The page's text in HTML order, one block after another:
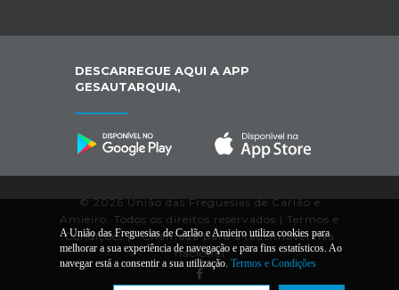
DESCARREGUE AQUI A APP
GESAUTARQUIA,
© 2026 União das Freguesias de Carlão e
Amieiro. Todos os direitos reservados | Termos e
Condições|*Chamada para a rede/móvel fixa
nacional
A União das Freguesias de Carlão e Amieiro utiliza cookies para
melhorar a sua experiência de navegação e para fins estatísticos. Ao
navegar está a consentir a sua utilização. Termos e Condições